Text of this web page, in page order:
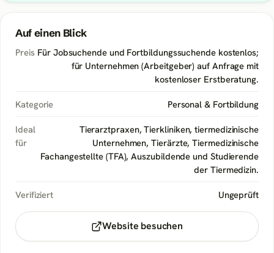
Auf einen Blick
Preis Für Jobsuchende und Fortbildungssuchende kostenlos;
für Unternehmen (Arbeitgeber) auf Anfrage mit
kostenloser Erstberatung.
Kategorie Personal & Fortbildung
Ideal
für
Tierarztpraxen, Tierkliniken, tiermedizinische
Unternehmen, Tierärzte, Tiermedizinische
Fachangestellte (TFA), Auszubildende und Studierende
der Tiermedizin.
Verifiziert Ungeprüft
Website besuchen